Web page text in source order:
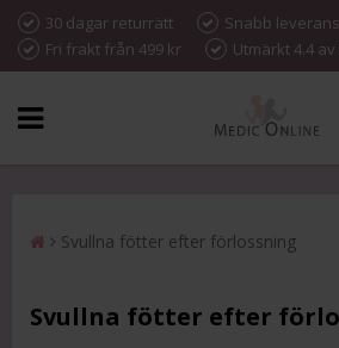
30 dagar returrätt
Snabb leverans
Fri frakt från 499 kr
Utmärkt 4.4
Svullna fötter efter förlossning
Svullna fötter efter